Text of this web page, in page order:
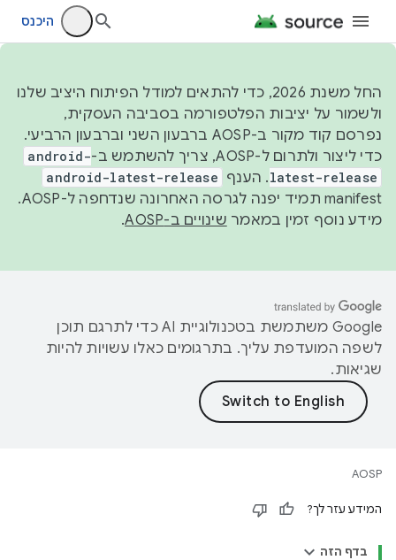
היכנס
החל משנת 2026, כדי להתאים למודל הפיתוח היציב שלנו
ולשמור על יציבות הפלטפורמה בסביבה העסקית,
נפרסם קוד מקור ב-AOSP ברבעון השני וברבעון הרביעי.
כדי ליצור ולתרום ל-AOSP, צריך להשתמש ב-
android-
latest-release. הענף android-latest-release
manifest תמיד יפנה לגרסה האחרונה שנדחפה ל-AOSP.
מידע נוסף זמין במאמר שינויים ב-AOSP .
‫Google משתמשת בטכנולוגיית AI כדי לתרגם תוכן
לשפה המועדפת עליך. בתרגומים כאלו עשויות להיות
שגיאות.
AOSP
המידע עזר לך?
בדף הזה